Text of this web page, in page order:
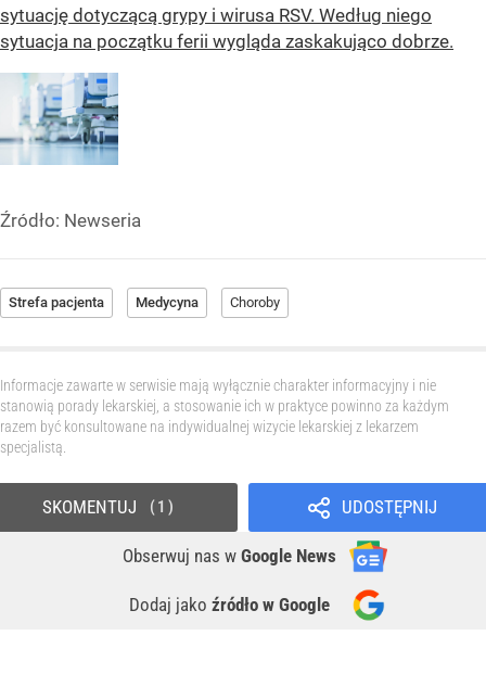
sytuację dotyczącą grypy i wirusa RSV. Według niego
sytuacja na początku ferii wygląda zaskakująco dobrze.
Źródło: Newseria
Strefa pacjenta Medycyna Choroby
Informacje zawarte w serwisie mają wyłącznie charakter informacyjny i nie
stanowią porady lekarskiej, a stosowanie ich w praktyce powinno za każdym
razem być konsultowane na indywidualnej wizycie lekarskiej z lekarzem
specjalistą.
UDOSTĘPNIJ
Obserwuj nas w Google News
Dodaj jako źródło w Google
SKOMENTUJ 1